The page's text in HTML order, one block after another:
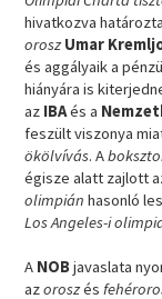
hivatkozva
oroszUmar
és aggályaik a
hiányára is
az IBAés a
feszült viszonya
ökölvívás. A
égisze alatt zajlott
olimpián hasonló
Los Angeles-i
A NOBjavaslata
azoroszés